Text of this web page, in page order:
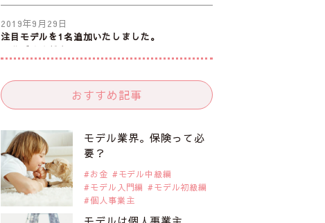
2019年9月29日
注目モデルを1名追加いたしました。
是非ご覧ください。
2019年9月29日
是非ご覧ください。
注目モデル 松川 来海さん
2019年9月29日
注目モデルを1名追加いたしました。
是非ご覧ください。
おすすめ記事
モデル業界。保険って必
要？
お金
モデル中級編
モデル入門編
モデル初級編
個人事業主